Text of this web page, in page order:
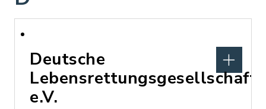
Deutsche
Lebensrettungsgesellschaft
e.V.